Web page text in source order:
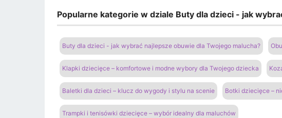
Popularne kategorie w dziale Buty dla dzieci - jak
Buty dla dzieci - jak wybrać najlepsze obuwie dla Twojego malucha?
Klapki dziecięce – komfortowe i modne wybory dla Twojego dziecka
Baletki dla dzieci – klucz do wygody i stylu na scenie Botki dziecięce –
Trampki i tenisówki dziecięce – wybór idealny dla maluchów